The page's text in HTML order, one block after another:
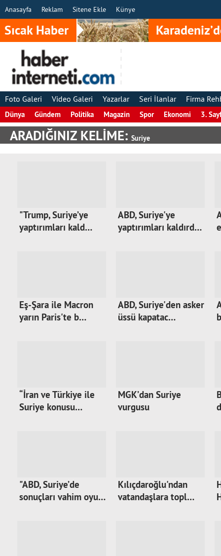
Anasayfa Reklam Sitene Ekle Künye
Sıcak Haber
Foto Galeri Video Galeri Yazarlar Seri İlanlar Firma
Dünya Gündem Politika Magazin Spor Ekonomi 3.
ARADIĞINIZ KELİME: Suriye
"Trump, Suriye’ye
yaptırımları kald…
ABD, Suriye'ye
yaptırımları kaldırd…
Eş-Şara ile Macron
yarın Paris'te b…
ABD, Suriye'den askeri
üssü kapatac…
“İran ve Türkiye ile
Suriye konusu…
MGK’dan Suriye
vurgusu
"ABD, Suriye’de
sonuçları vahim oyu…
Kılıçdaroğlu'ndan
vatandaşlara topl…